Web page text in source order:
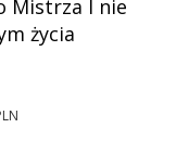
Mistrza I nie
życia